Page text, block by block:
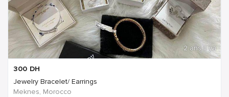
2 ans Il ya
300 DH
Jewelry Bracelet/ Earrings
Meknes, Morocco